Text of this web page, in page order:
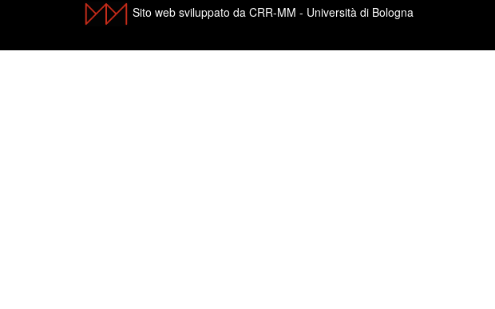
Sito web sviluppato da CRR-MM - Università di Bologna